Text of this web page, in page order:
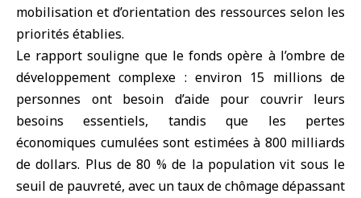
mobilisation et d’orientation des ressources selon les
priorités établies.
Le rapport souligne que le fonds opère à l’ombre de
développement complexe : environ 15 millions de
personnes ont besoin d’aide pour couvrir leurs
besoins essentiels, tandis que les pertes
économiques cumulées sont estimées à 800 milliards
de dollars. Plus de 80 % de la population vit sous le
seuil de pauvreté, avec un taux de chômage dépassant